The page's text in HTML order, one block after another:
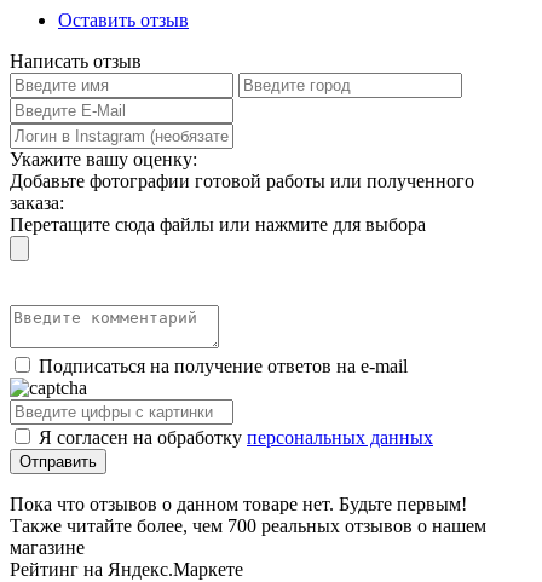
Оставить отзыв
Написать отзыв
Укажите вашу оценку:
Добавьте фотографии готовой работы или полученного
заказа:
Перетащите сюда файлы или нажмите для выбора
Подписаться на получение ответов на e-mail
Я согласен на обработку персональных данных
Пока что отзывов о данном товаре нет. Будьте первым!
Также читайте более, чем 700 реальных отзывов о нашем
магазине
Рейтинг на Яндекс.Маркете